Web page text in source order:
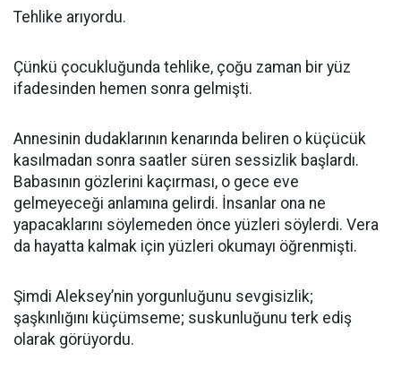
Tehlike arıyordu.
Çünkü çocukluğunda tehlike, çoğu zaman bir yüz
ifadesinden hemen sonra gelmişti.
Annesinin dudaklarının kenarında beliren o küçücük
kasılmadan sonra saatler süren sessizlik başlardı.
Babasının gözlerini kaçırması, o gece eve
gelmeyeceği anlamına gelirdi. İnsanlar ona ne
yapacaklarını söylemeden önce yüzleri söylerdi. Vera
da hayatta kalmak için yüzleri okumayı öğrenmişti.
Şimdi Aleksey’nin yorgunluğunu sevgisizlik;
şaşkınlığını küçümseme; suskunluğunu terk ediş
olarak görüyordu.